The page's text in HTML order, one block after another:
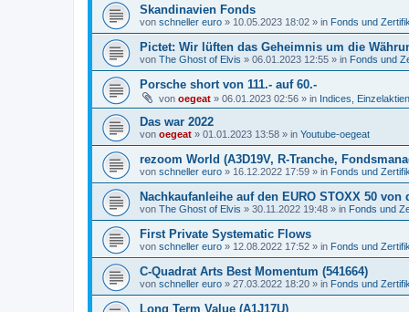
Skandinavien Fonds
von schneller euro » 10.05.2023 18:02 » in Fonds und
Pictet: Wir lüften das Geheimnis um die
von The Ghost of Elvis » 06.01.2023 12:55 » in Fonds und
Porsche short von 111.- auf 60.-
von oegeat » 06.01.2023 02:56 » in Indices,
Das war 2022
von oegeat » 01.01.2023 13:58 » in Youtube-oegeat
rezoom World (A3D19V, R-Tranche,
von schneller euro » 16.12.2022 17:59 » in Fonds und
Nachkaufanleihe auf den EURO STOXX 50 von
von The Ghost of Elvis » 30.11.2022 19:48 » in Fonds und
First Private Systematic Flows
von schneller euro » 12.08.2022 17:52 » in Fonds und
C-Quadrat Arts Best Momentum (541664)
von schneller euro » 27.03.2022 18:20 » in Fonds und
Long Term Value (A1J17U)